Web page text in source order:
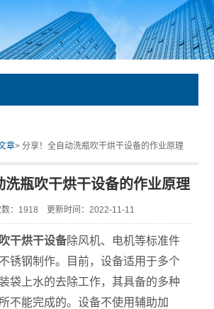
限公司
章> 分享！全自动洗瓶吹干烘干设备的作业原理
洗瓶吹干烘干设备的作业原理
数：1918 更新时间：2022-11-11
干烘干设备除风机、电机等标准件
锈钢制作。目前，设备适用于多个
袋上水的去除工作，其具备的多种
不能完成的。设备不使用辅助加